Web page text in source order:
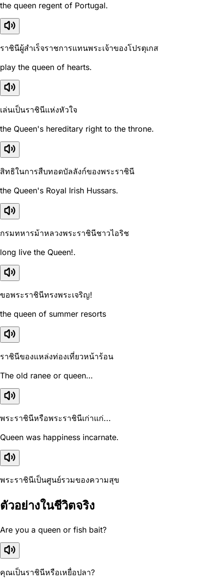
the queen regent of Portugal.
ราชินีผู้สำเร็จราชการแทนพระเจ้าของโปรตุเกส
play the queen of hearts.
เล่นเป็นราชินีแห่งหัวใจ
the Queen's hereditary right to the throne.
สิทธิในการสืบทอดบัลลังก์ของพระราชินี
the Queen's Royal Irish Hussars.
กรมทหารม้าหลวงพระราชินีชาวไอริช
long live the Queen!.
ขอพระราชินีทรงพระเจริญ!
the queen of summer resorts
ราชินีของแหล่งท่องเที่ยวหน้าร้อน
The old ranee or queen…
พระราชินีหรือพระราชินีเก่าแก่...
Queen was happiness incarnate.
พระราชินีเป็นศูนย์รวมของความสุข
ตัวอย่างในชีวิตจริง
Are you a queen or fish bait?
คุณเป็นราชินีหรือเหยื่อปลา?